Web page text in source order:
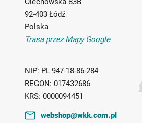
92-403 Łódź
Polska
Trasa przez Mapy Google
NIP: PL 947-18-86-284
REGON: 017432686
KRS: 0000094451
webshop@wkk.com.pl